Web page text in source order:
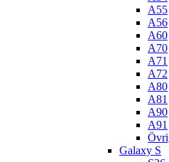
A55
A56
A60
A70
A71
A72
A80
A81
A90
A91
Galaxy S